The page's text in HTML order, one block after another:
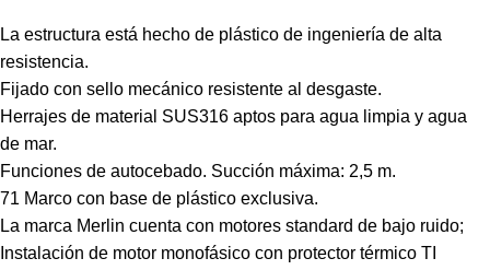
La estructura está hecho de plástico de ingeniería de alta
resistencia.
Fijado con sello mecánico resistente al desgaste.
Herrajes de material SUS316 aptos para agua limpia y agua
de mar.
Funciones de autocebado. Succión máxima: 2,5 m.
71 Marco con base de plástico exclusiva.
La marca Merlin cuenta con motores standard de bajo ruido;
Instalación de motor monofásico con protector térmico TI